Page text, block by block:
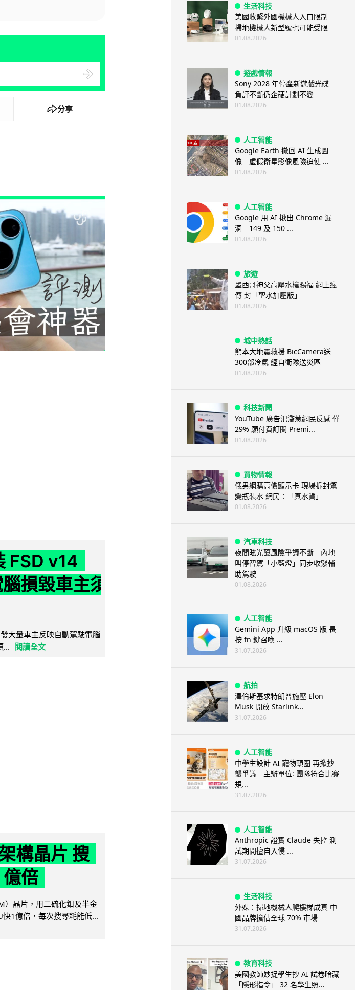
分享
FSD v14
損毀車主須
大量車主反映自動駕駛電腦
...
閱讀全文
構晶片 搜
倍
）晶片，用二硫化鉬及半金
1億倍，每次搜尋耗能低...
生活科技
美國收緊外國機械人入口限制
掃地機械人新型號也可能受限
01.08.2026
遊戲情報
Sony 2028 年停產新遊戲光碟
負評不斷仍企硬計劃不變
01.08.2026
人工智能
Google Earth 撤回 AI 生成圖
像 虛假衛星影像風險迫使 ...
01.08.2026
人工智能
Google 用 AI 揪出 Chrome 漏
洞 149 及 150 ...
01.08.2026
旅遊
墨西哥神父高壓水槍賜福 網上瘋
傳 封「聖水加壓版」
01.08.2026
城中熱話
熊本大地震救援 BicCamera送
300部冷氣 經自衛隊送災區
01.08.2026
科技新聞
YouTube 廣告氾濫惹網民反感 僅
29% 願付費訂閱 Premi...
01.08.2026
買物情報
俄男網購高價顯示卡 現場拆封驚
變瓶裝水 網民：「真水貨」
01.08.2026
汽車科技
夜間眩光釀風險爭議不斷 內地
叫停智駕「小藍燈」同步收緊輔
助駕駛
01.08.2026
人工智能
Gemini App 升級 macOS 版 長
按 fn 鍵召喚 ...
31.07.2026
航拍
澤倫斯基求特朗普施壓 Elon
Musk 開放 Starlink...
31.07.2026
人工智能
中學生設計 AI 寵物頸圈 再掀抄
襲爭議 主辦單位: 團隊符合比賽
規...
31.07.2026
人工智能
Anthropic 證實 Claude 失控 測
試期間擅自入侵 ...
31.07.2026
生活科技
外媒：掃地機械人爬樓梯成真 中
國品牌搶佔全球 70% 市場
31.07.2026
教育科技
美國教師妙捉學生抄 AI 試卷暗藏
「隱形指令」 32 名學生照...